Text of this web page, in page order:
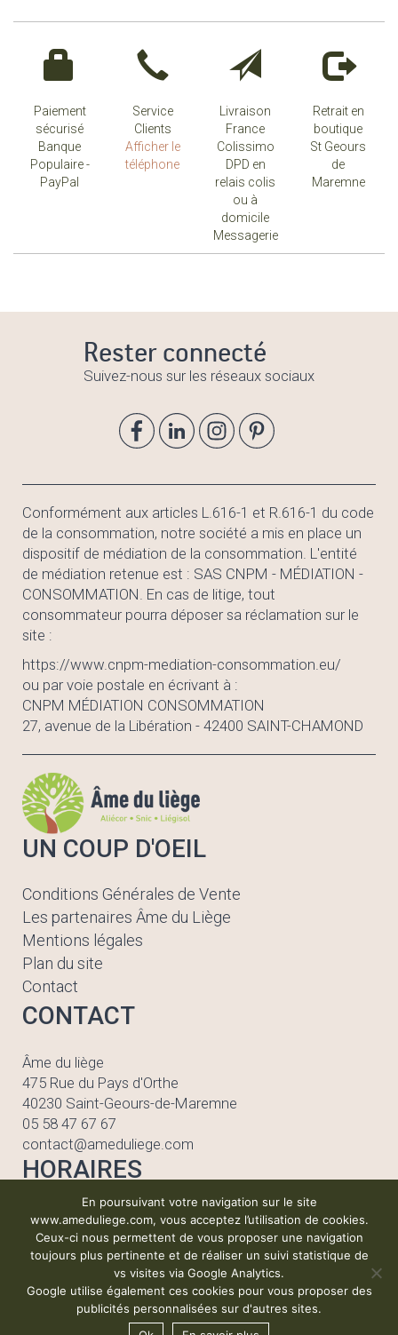
Paiement
sécurisé
Banque
Populaire -
PayPal
Service
Clients
Afficher le
téléphone
Livraison
France
Colissimo
DPD en
relais colis
ou à
domicile
Messagerie
Retrait en
boutique
St Geours
de
Maremne
Rester connecté
Suivez-nous sur les réseaux sociaux
Conformément aux articles L.616-1 et R.616-1 du code
de la consommation, notre société a mis en place un
dispositif de médiation de la consommation. L'entité
de médiation retenue est : SAS CNPM - MÉDIATION -
CONSOMMATION. En cas de litige, tout
consommateur pourra déposer sa réclamation sur le
site :
https://www.cnpm-mediation-consommation.eu/
ou par voie postale en écrivant à :
CNPM MÉDIATION CONSOMMATION
27, avenue de la Libération - 42400 SAINT-CHAMOND
UN COUP D'OEIL
Conditions Générales de Vente
Les partenaires Âme du Liège
Mentions légales
Plan du site
Contact
CONTACT
Âme du liège
475 Rue du Pays d'Orthe
40230 Saint-Geours-de-Maremne
05 58 47 67 67
contact@ameduliege.com
HORAIRES
Lundi au vendredi
de 08h30 à 12h00
et de 13h30 à 17h30
Copyright Âme du Liège © |Politique de confidentialité
En poursuivant votre navigation sur le site
www.ameduliege.com, vous acceptez l’utilisation de cookies.
Ceux-ci nous permettent de vous proposer une navigation
toujours plus pertinente et de réaliser un suivi statistique de
vs visites via Google Analytics.
Google utilise également ces cookies pour vous proposer des
publicités personnalisées sur d'autres sites.